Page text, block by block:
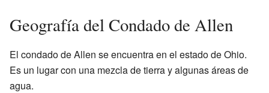
Geografía del Condado de Allen
El condado de Allen se encuentra en el estado de Ohio.
Es un lugar con una mezcla de tierra y algunas áreas de
agua.